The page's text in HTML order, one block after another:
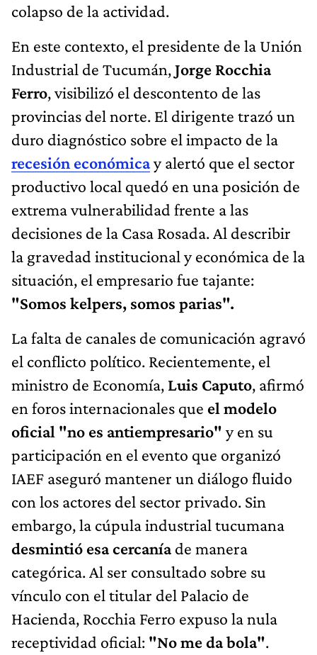
colapso de la actividad.
En este contexto, el presidente de la Unión
Industrial de Tucumán,Jorge Rocchia
Ferro, visibilizó el descontento de las
provincias del norte. El dirigente trazó un
duro diagnóstico sobre el impacto de la
recesión económicay alertó que el sector
productivo local quedó en una posición de
extrema vulnerabilidad frente a las
decisiones de la Casa Rosada. Al describir
la gravedad institucional y económica de la
situación, el empresario fue tajante:
"Somos kelpers, somos parias".
La falta de canales de comunicación agravó
el conflicto político. Recientemente, el
ministro de Economía, Luis Caputo, afirmó
en foros internacionales que el modelo
oficial "no es antiempresario" y en su
participación en el evento que organizó
IAEF aseguró mantener un diálogo fluido
con los actores del sector privado. Sin
embargo, la cúpula industrial tucumana
desmintió esa cercaníade manera
categórica. Al ser consultado sobre su
vínculo con el titular del Palacio de
Hacienda, Rocchia Ferro expuso la nula
receptividad oficial: "No me da bola".